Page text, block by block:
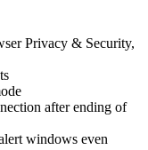
Privacy & Security,
after ending of
windows even